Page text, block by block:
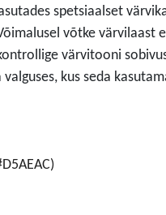
spetsiaalset
võtke värvilaast
värvitooni
kus seda